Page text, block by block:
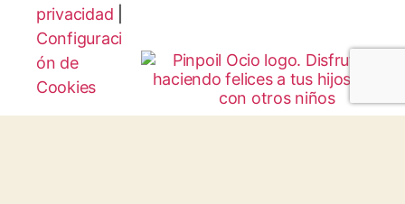
privacidad
Configuraci
ón de
Cookies